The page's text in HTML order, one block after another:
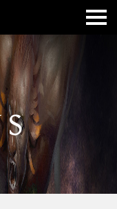
MISSÃO
DE
GUERRA